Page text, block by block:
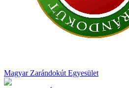
Magyar Zarándokút Egyesület